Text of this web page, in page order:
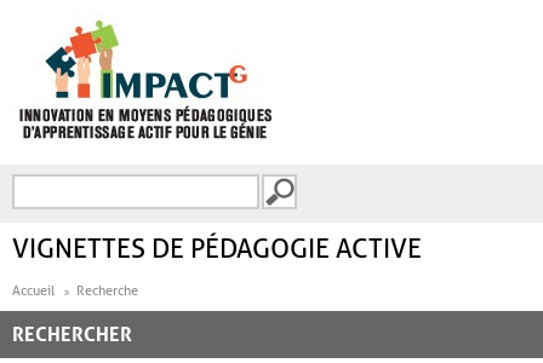
FORMULAIRE DE
VIGNETTES DE PÉDAGOGIE ACTIVE
Accueil Recherche
RECHERCHER